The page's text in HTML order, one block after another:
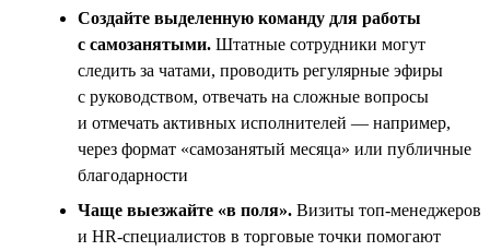
Создайте выделенную команду для работы
с самозанятыми. Штатные сотрудники могут
следить за чатами, проводить регулярные эфиры
с руководством, отвечать на сложные вопросы
и отмечать активных исполнителей — например,
через формат «самозанятый месяца» или публичные
благодарности
Чаще выезжайте «в поля». Визиты топ‑менеджеров
и HR‑специалистов в торговые точки помогают